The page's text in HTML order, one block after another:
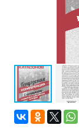
Политика
Разное
Кухня,
кулинария